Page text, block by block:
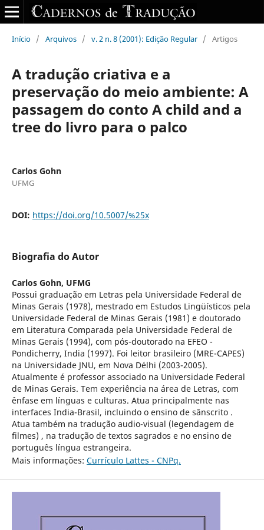
Início / Arquivos / v. 2 n. 8 (2001): Edição Regular / Artigos
A tradução criativa e a
preservação do meio ambiente: A
passagem do conto A child and a
tree do livro para o palco
Carlos Gohn
UFMG
DOI: https://doi.org/10.5007/%25x
Biografia do Autor
Carlos Gohn, UFMG
Possui graduação em Letras pela Universidade Federal de
Minas Gerais (1978), mestrado em Estudos Lingüísticos pela
Universidade Federal de Minas Gerais (1981) e doutorado
em Literatura Comparada pela Universidade Federal de
Minas Gerais (1994), com pós-doutorado na EFEO -
Pondicherry, India (1997). Foi leitor brasileiro (MRE-CAPES)
na Universidade JNU, em Nova Délhi (2003-2005).
Atualmente é professor associado na Universidade Federal
de Minas Gerais. Tem experiência na área de Letras, com
ênfase em línguas e culturas. Atua principalmente nas
interfaces India-Brasil, incluindo o ensino de sânscrito .
Atua também na tradução audio-visual (legendagem de
filmes) , na tradução de textos sagrados e no ensino de
português língua estrangeira.
Mais informações: Currículo Lattes - CNPq.